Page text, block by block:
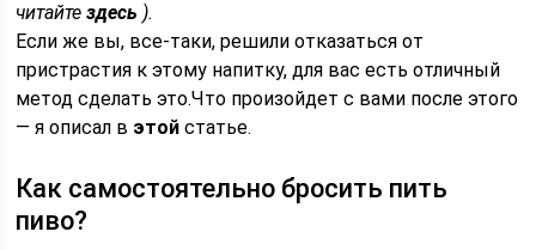
читайтездесь ).
Если же вы, все-таки, решили отказаться от
пристрастия к этому напитку, для вас есть отличный
метод сделать это.Что произойдет с вами после этого
— я описал в этой статье.
Как самостоятельно бросить пить
пиво?